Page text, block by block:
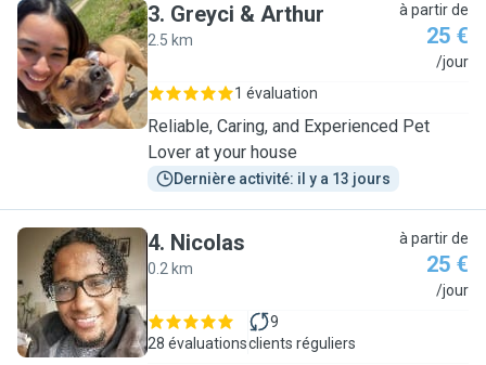
G
3. Greyci & Arthur
2.5 km
à partir de
25 €
/jour
1 évaluation
Reliable, Caring, and Experienced Pet
Lover at your house
Dernière activité: il y a 13 jours
N
4. Nicolas
0.2 km
à partir de
25 €
/jour
28 évaluations
9
clients réguliers